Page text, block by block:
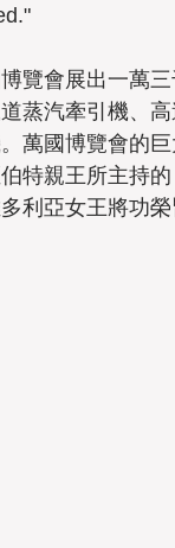
覽會展出一萬
蒸汽牽引機、
萬國博覽會的
特親王所主持
利亞女王將功